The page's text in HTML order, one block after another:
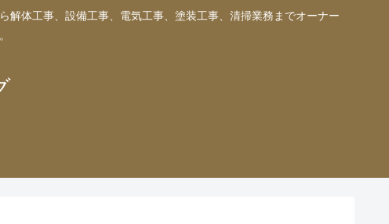
体工事、設備工事、電気工事、塗装工事、清掃業務までオーナー